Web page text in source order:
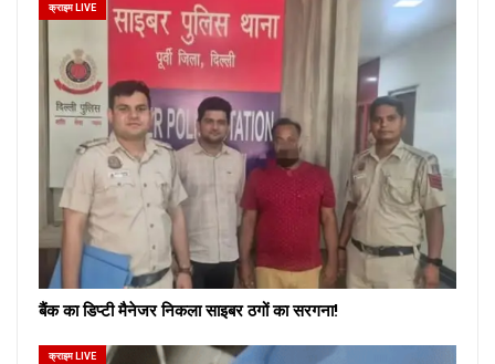
क्राइम LIVE
बैंक का डिप्टी मैनेजर निकला साइबर ठगों का सरगना!
क्राइम LIVE